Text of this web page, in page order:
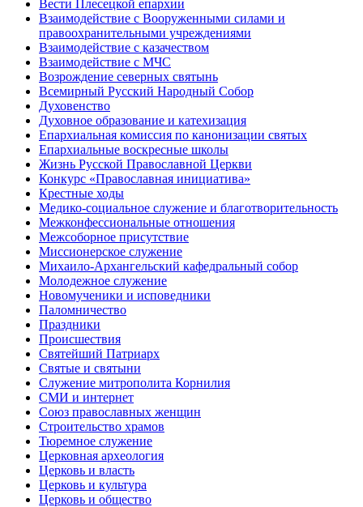
Вести Плесецкой епархии
Взаимодействие с Вооруженными силами и
правоохранительными учреждениями
Взаимодействие с казачеством
Взаимодействие с МЧС
Возрождение северных святынь
Всемирный Русский Народный Собор
Духовенство
Духовное образование и катехизация
Епархиальная комиссия по канонизации святых
Епархиальные воскресные школы
Жизнь Русской Православной Церкви
Конкурс «Православная инициатива»
Крестные ходы
Медико-социальное служение и благотворительность
Межконфессиональные отношения
Межсоборное присутствие
Миссионерское служение
Михаило-Архангельский кафедральный собор
Молодежное служение
Новомученики и исповедники
Паломничество
Праздники
Происшествия
Святейший Патриарх
Святые и святыни
Служение митрополита Корнилия
СМИ и интернет
Союз православных женщин
Строительство храмов
Тюремное служение
Церковная археология
Церковь и власть
Церковь и культура
Церковь и общество